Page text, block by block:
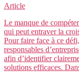
Article
Le manque de
qui peut entraver la
Pour faire face à ce
responsables
afin d’identifier
solutions efficaces.